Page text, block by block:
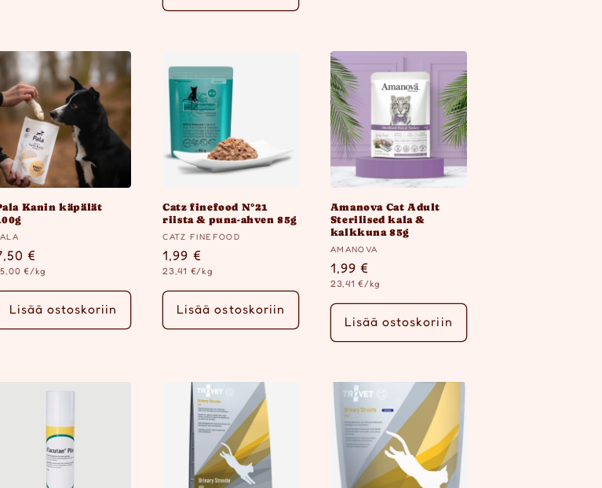
Kanin käpälät
€
€/kg
Lisää ostoskoriin
Catz finefood N°21
riista & puna-ahven 85g
Myyjä:
CATZ FINEFOOD
Normaalihinta
1,99 €
Yksikköhinta
23,41 €/kg
Lisää ostoskoriin
Amanova Cat Adult
Sterilised kala &
kalkkuna 85g
Myyjä:
AMANOVA
Normaalihinta
1,99 €
Yksikköhinta
23,41 €/kg
Lisää ostoskoriin